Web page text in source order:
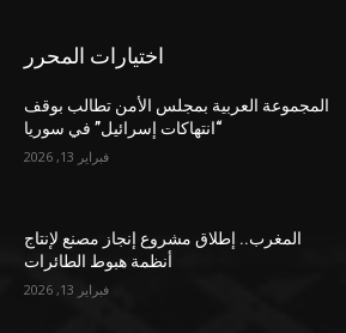
اختيارات المحرر
المجموعة العربية بمجلس الأمن تطالب بوقف
“انتهاكات إسرائيل” في سوريا
فبراير 13, 2026
المغرب.. إطلاق مشروع إنجاز مصنع لإنتاج
أنظمة هبوط الطائرات
فبراير 13, 2026